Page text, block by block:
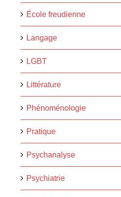
École freudienne
Langage
LGBT
Littérature
Phénoménologie
Pratique
Psychanalyse
Psychiatrie